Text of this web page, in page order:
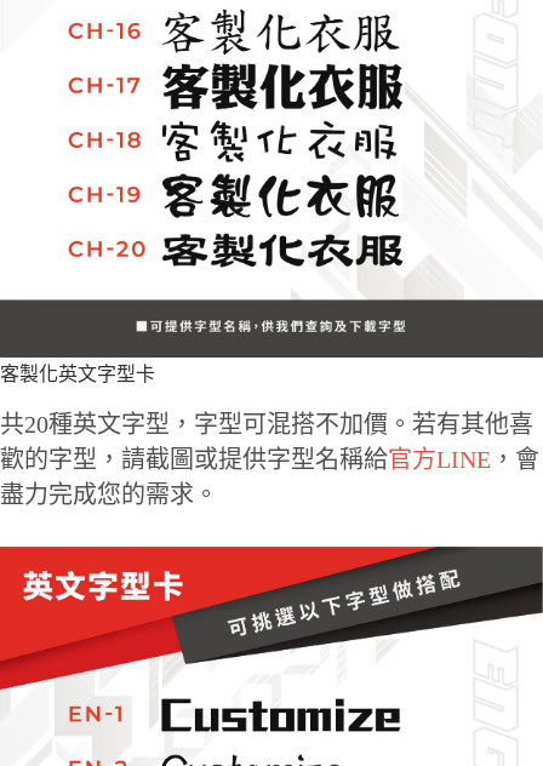
客製化英文字型卡
共20種英文字型，字型可混搭不加價。若有其他喜
歡的字型，請截圖或提供字型名稱給官方LINE ，會
盡力完成您的需求。